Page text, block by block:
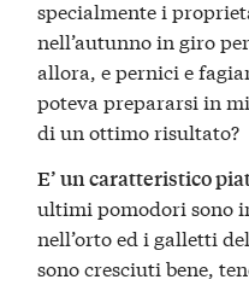
specialmente i
nell’autunno in giro
allora, e pernici e
poteva prepararsi in
di un ottimo risultato?
E’ un caratteristico
ultimi pomodori sono
nell’orto ed i galletti
sono cresciuti bene,